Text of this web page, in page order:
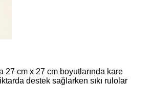
27 cm x 27 cm boyutlarında kare
destek sağlarken sıkı rulolar